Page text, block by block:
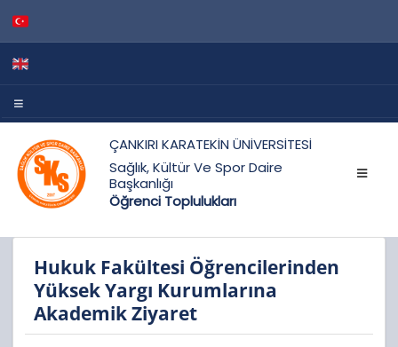
ÇANKIRI KARATEKİN ÜNİVERSİTESİ
Sağlık, Kültür Ve Spor Daire
Başkanlığı
Öğrenci Toplulukları
Hukuk Fakültesi Öğrencilerinden
Yüksek Yargı Kurumlarına
Akademik Ziyaret